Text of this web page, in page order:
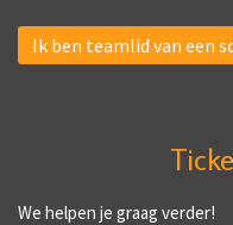
Ik ben teamlid van een
We helpen je graag verder!